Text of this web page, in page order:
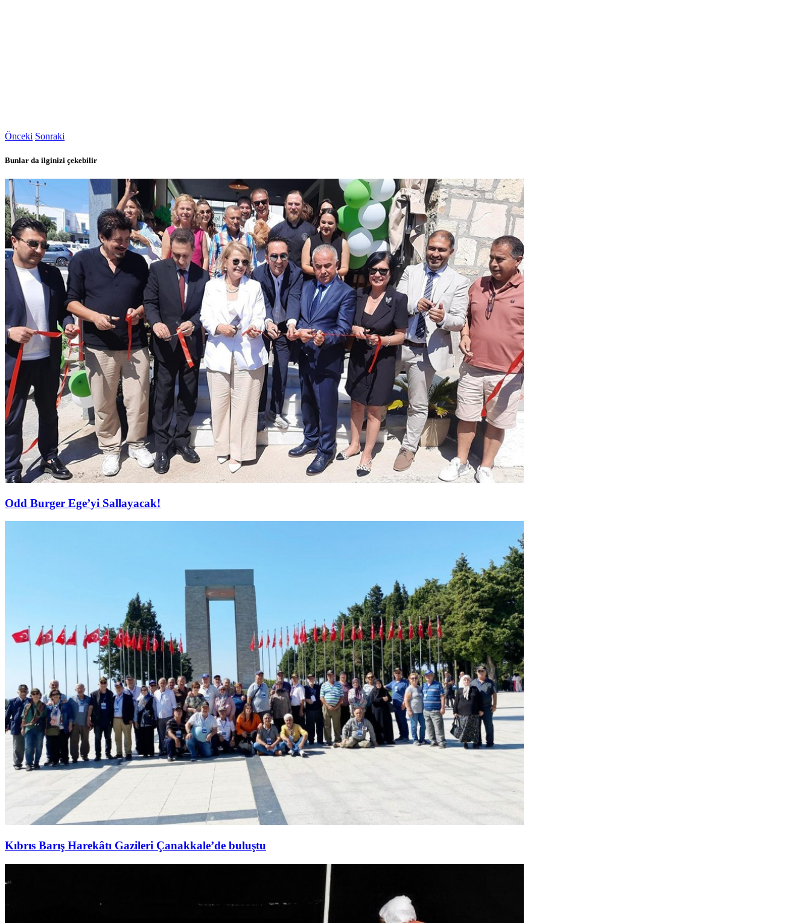
Önceki Sonraki
Bunlar da ilginizi çekebilir
Odd Burger Ege’yi Sallayacak!
Kıbrıs Barış Harekâtı Gazileri Çanakkale’de buluştu